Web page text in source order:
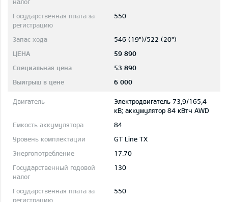
550
546 (19")/522 (20")
59 890
53 890
6 000
Электродвигатель 73,9/165,4
кВ; aккумулятор 84 кВтч AWD
84
GT Line TX
17.70
130
550